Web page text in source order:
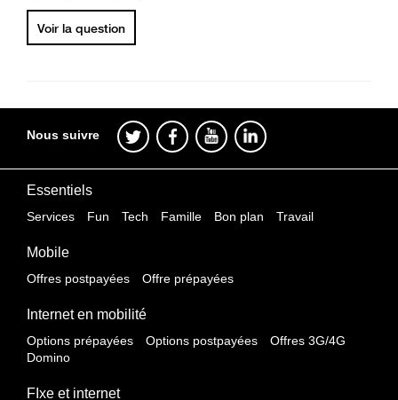
Voir la question
Nous suivre
Essentiels
Services Fun Tech Famille Bon plan Travail
Mobile
Offres postpayées Offre prépayées
Internet en mobilité
Options prépayées Options postpayées
Offres 3G/4G
Domino
FIxe et internet